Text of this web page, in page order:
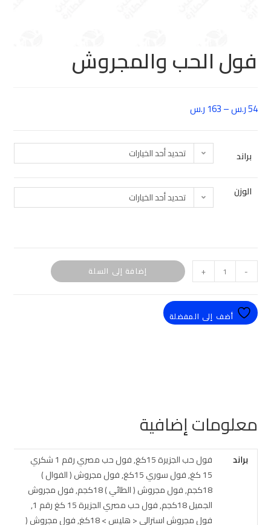
فول الحب والمجروش
54ر.س–
163 ر.س
براند تحديد أحد الخيارات
الوزن تحديد أحد الخيارات
-
+ إضافة إلى السلة
أضف إلى المفضلة
معلومات إضافية
براند
فول حب الجزيرة 15كغ, فول حب مصري رقم 1 شكري
15 كغ, فول سوري 15كغ, فول مجروش ( الفوال )
18كجم, فول مجروش ( الطائي ) 18كجم, فول مجروش
الجميل 18كجم, فول حب مصري الجزيرة 15 كغ رقم 1,
فول مجروش استرالي < هليس > 18كغ, فول مجروش (